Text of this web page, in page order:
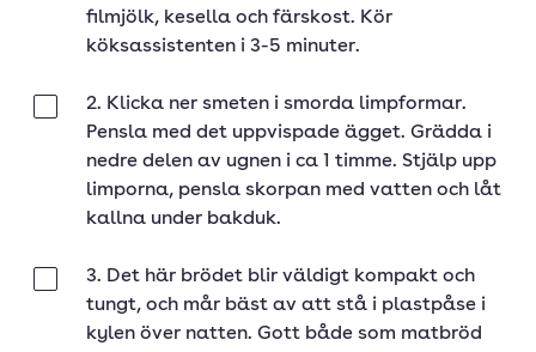
filmjölk, kesella och färskost. Kör
köksassistenten i 3-5 minuter.
2. Klicka ner smeten i smorda limpformar.
Pensla med det uppvispade ägget. Grädda i
nedre delen av ugnen i ca 1 timme. Stjälp upp
limporna, pensla skorpan med vatten och låt
kallna under bakduk.
3. Det här brödet blir väldigt kompakt och
tungt, och mår bäst av att stå i plastpåse i
kylen över natten. Gott både som matbröd